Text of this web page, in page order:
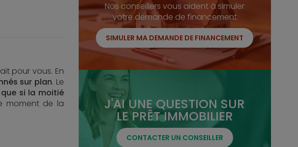
pour vous. En
sur plan. Le
si la moitié
moment de la
Nos conseillers vous aident à simuler
votre demande de financement
SIMULER MA DEMANDE DE FINANCEMENT
J'AI UNE QUESTION SUR
LE PRÊT IMMOBILIER
CONTACTER UN CONSEILLER